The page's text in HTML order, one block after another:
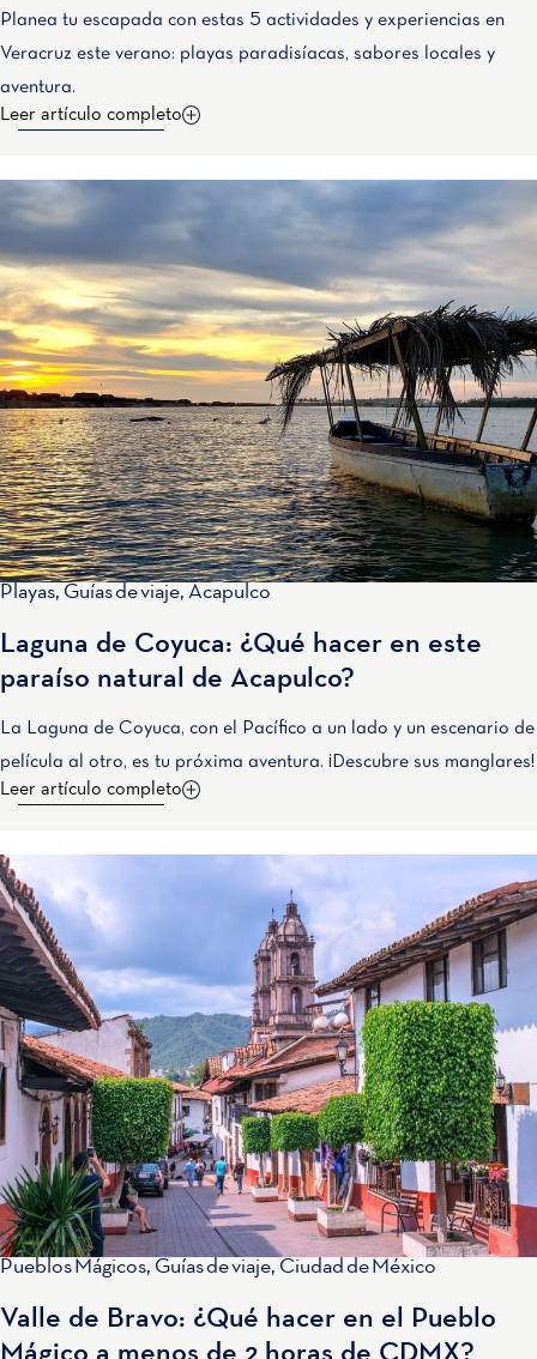
Planea tu escapada con estas 5 actividades y experiencias en
Veracruz este verano: playas paradisíacas, sabores locales y
aventura.
Leer artículo completo
Playas, Guías de viaje, Acapulco
Laguna de Coyuca: ¿Qué hacer en este
paraíso natural de Acapulco?
La Laguna de Coyuca, con el Pacífico a un lado y un escenario de
película al otro, es tu próxima aventura. ¡Descubre sus manglares!
Leer artículo completo
Pueblos Mágicos, Guías de viaje, Ciudad de México
Valle de Bravo: ¿Qué hacer en el Pueblo